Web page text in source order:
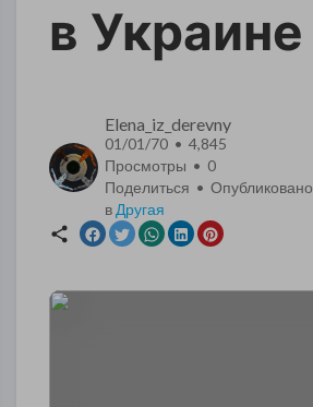
в Украине
Elena_iz_derevny
01/01/70 • 4,845
Просмотры • 0
Поделиться • Опубликовано
в Другая